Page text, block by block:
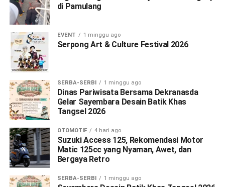
di Pamulang
EVENT 1 minggu ago
Serpong Art & Culture Festival 2026
SERBA-SERBI 1 minggu ago
Dinas Pariwisata Bersama Dekranasda
Gelar Sayembara Desain Batik Khas
Tangsel 2026
OTOMOTIF 4 hari ago
Suzuki Access 125, Rekomendasi Motor
Matic 125cc yang Nyaman, Awet, dan
Bergaya Retro
SERBA-SERBI 1 minggu ago